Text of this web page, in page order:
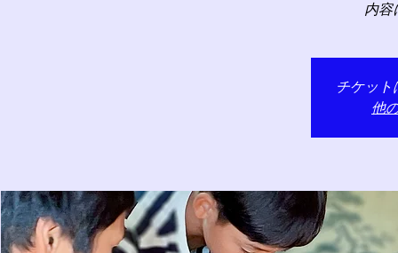
内容
チケット
他